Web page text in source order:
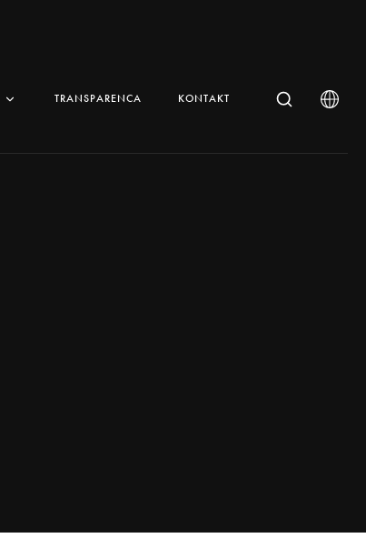
TRANSPARENCA KONTAKT